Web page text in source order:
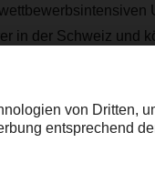
in der Schweiz und
der Geschäftsleitung
der Stewo
weltweit, wobei